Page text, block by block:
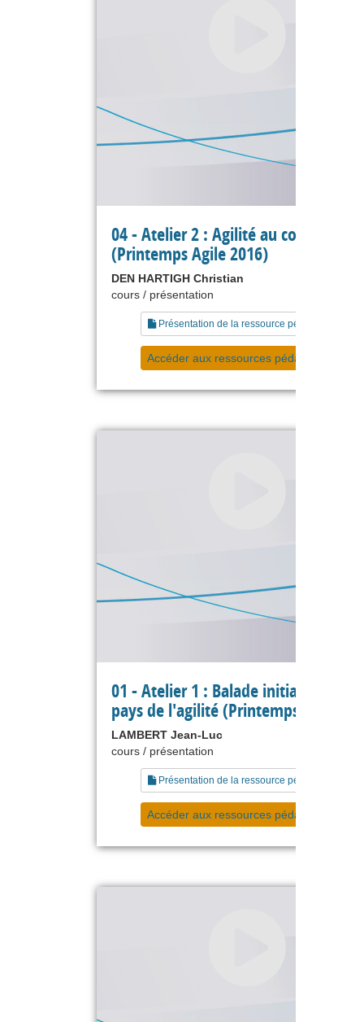
04 - Atelier 2 : Agilité au collège
(Printemps Agile 2016)
DEN HARTIGH Christian
cours / présentation
Présentation de la ressource pédagogique
Accéder aux ressources pédagogiques
01 - Atelier 1 : Balade initiatique au
pays de l'agilité (Printemps Agile
LAMBERT Jean-Luc
cours / présentation
Présentation de la ressource pédagogique
Accéder aux ressources pédagogiques